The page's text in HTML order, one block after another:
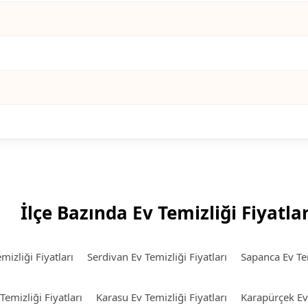
İlçe Bazında Ev Temizliği
Fiyatları Serdivan Ev Temizliği Fiyatları Sapanca Ev
Fiyatları Karasu Ev Temizliği Fiyatları Karapürçek